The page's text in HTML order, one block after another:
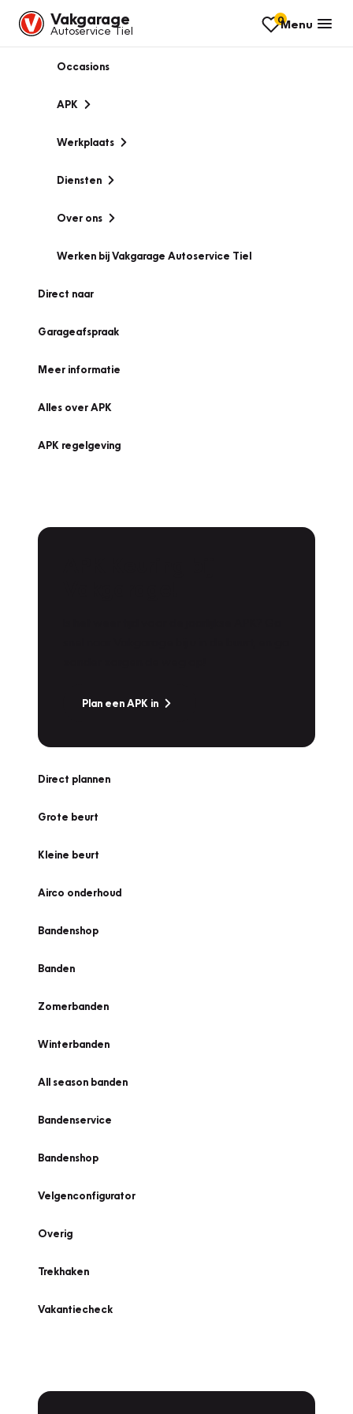
Vakgarage
Autoservice Tiel
0Menu
Occasions
APK
Werkplaats
Diensten
Over ons
Werken bij Vakgarage Autoservice Tiel
Direct naar
Garageafspraak
Meer informatie
Alles over APK
APK regelgeving
Plan een APK in
Direct plannen
Grote beurt
Kleine beurt
Airco onderhoud
Bandenshop
Banden
Zomerbanden
Winterbanden
All season banden
Bandenservice
Bandenshop
Velgenconfigurator
Overig
Trekhaken
Vakantiecheck